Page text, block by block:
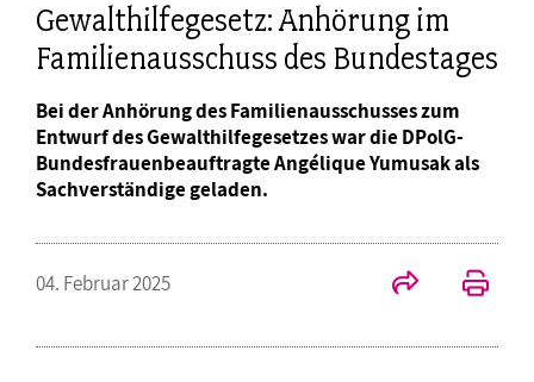
Gewalthilfegesetz: Anhörung im
Familienausschuss des Bundestages
Bei der Anhörung des Familienausschusses zum
Entwurf des Gewalthilfegesetzes war die DPolG-
Bundesfrauenbeauftragte Angélique Yumusak als
Sachverständige geladen.
04. Februar 2025